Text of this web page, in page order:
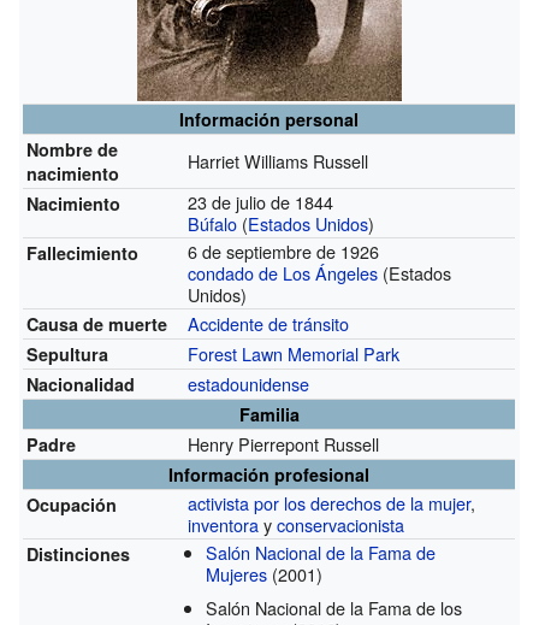
Información personal
Nombre de
nacimiento
Harriet Williams Russell
Nacimiento
23 de julio de 1844
Búfalo (Estados Unidos)
Fallecimiento
6 de septiembre de 1926
condado de Los Ángeles (Estados
Unidos)
Causa de muerte Accidente de tránsito
Sepultura Forest Lawn Memorial Park
Nacionalidad estadounidense
Familia
Padre
Henry Pierrepont Russell
Información profesional
Ocupación
activista por los derechos de la mujer,
inventorayconservacionista
Distinciones
Salón Nacional de la Fama de
Mujeres (2001)
Salón Nacional de la Fama de los